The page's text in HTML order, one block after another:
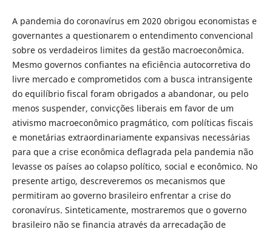
A pandemia do coronavírus em 2020 obrigou economistas e
governantes a questionarem o entendimento convencional
sobre os verdadeiros limites da gestão macroeconômica.
Mesmo governos confiantes na eficiência autocorretiva do
livre mercado e comprometidos com a busca intransigente
do equilíbrio fiscal foram obrigados a abandonar, ou pelo
menos suspender, convicções liberais em favor de um
ativismo macroeconômico pragmático, com políticas fiscais
e monetárias extraordinariamente expansivas necessárias
para que a crise econômica deflagrada pela pandemia não
levasse os países ao colapso político, social e econômico. No
presente artigo, descreveremos os mecanismos que
permitiram ao governo brasileiro enfrentar a crise do
coronavírus. Sinteticamente, mostraremos que o governo
brasileiro não se financia através da arrecadação de